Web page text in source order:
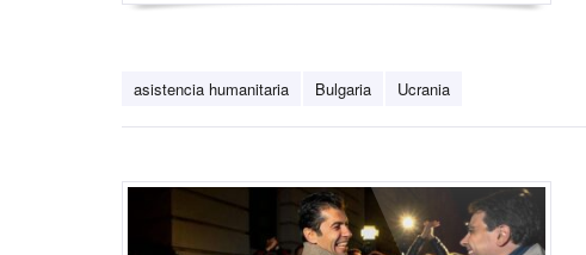
asistencia humanitaria Bulgaria Ucrania